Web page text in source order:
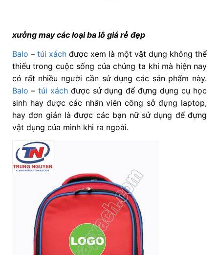
xưởng may các loại ba lô giá rẻ đẹp
Balo – túi xáchđược xem là một vật dụng không thể
thiếu trong cuộc sống của chúng ta khi mà hiện nay
có rất nhiều người cần sử dụng các sản phẩm này.
Balo – túi xáchđược sử dụng để đựng dụng cụ học
sinh hay được các nhân viên công sở đựng laptop,
hay đơn giản là được các bạn nữ sử dụng để đựng
vật dụng của mình khi ra ngoài.